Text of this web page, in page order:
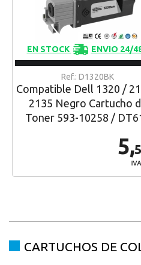
EN STOCK ENVIO 24/
Ref.: D1320BK
Compatible Dell 1320 /
2135 Negro Cartucho
Toner 593-10258 /
5,
CARTUCHOS DE